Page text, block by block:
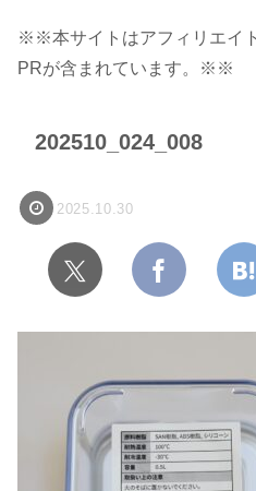
※※本サイトはアフィリエイ
PRが含まれています。※※
202510_024_008
2025.10.30